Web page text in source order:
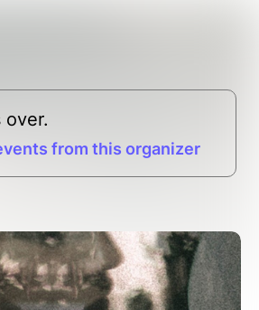
over.
from this organizer